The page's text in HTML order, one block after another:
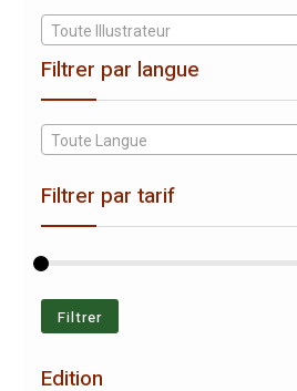
Toute Illustrateur
Filtrer par langue
Toute Langue
Filtrer par tarif
Filtrer
Edition